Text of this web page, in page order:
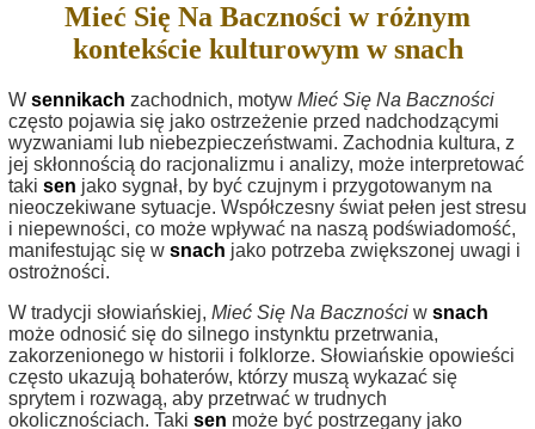
Mieć Się Na Baczności w różnym
kontekście kulturowym w snach
W sennikach zachodnich, motyw Mieć Się Na Baczności
często pojawia się jako ostrzeżenie przed nadchodzącymi
wyzwaniami lub niebezpieczeństwami. Zachodnia kultura, z
jej skłonnością do racjonalizmu i analizy, może interpretować
taki sen jako sygnał, by być czujnym i przygotowanym na
nieoczekiwane sytuacje. Współczesny świat pełen jest stresu
i niepewności, co może wpływać na naszą podświadomość,
manifestując się w snach jako potrzeba zwiększonej uwagi i
ostrożności.
W tradycji słowiańskiej, Mieć Się Na Baczności w snach
może odnosić się do silnego instynktu przetrwania,
zakorzenionego w historii i folklorze. Słowiańskie opowieści
często ukazują bohaterów, którzy muszą wykazać się
sprytem i rozwagą, aby przetrwać w trudnych
okolicznościach. Taki sen może być postrzegany jako